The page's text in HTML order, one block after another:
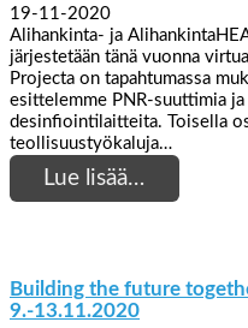
19-11-2020
Alihankinta- ja
järjestetään tänä vuonna
Projecta on tapahtumassa
esittelemme PNR-suuttimia
desinfiointilaitteita. Toisella
teollisuustyökaluja…
Lue lisää…
Building the future
9.-13.11.2020